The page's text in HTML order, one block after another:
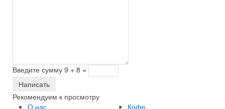
Введите сумму 9 + 8 =
Рекомендуем к просмотру
-5%
-6%
Элитный кофе Bazzara
Элитный гор.шоколад
Diemme Nespresso Spirito
Элитный кофе премиум
Элитный кофе премиум
О нас Кофе